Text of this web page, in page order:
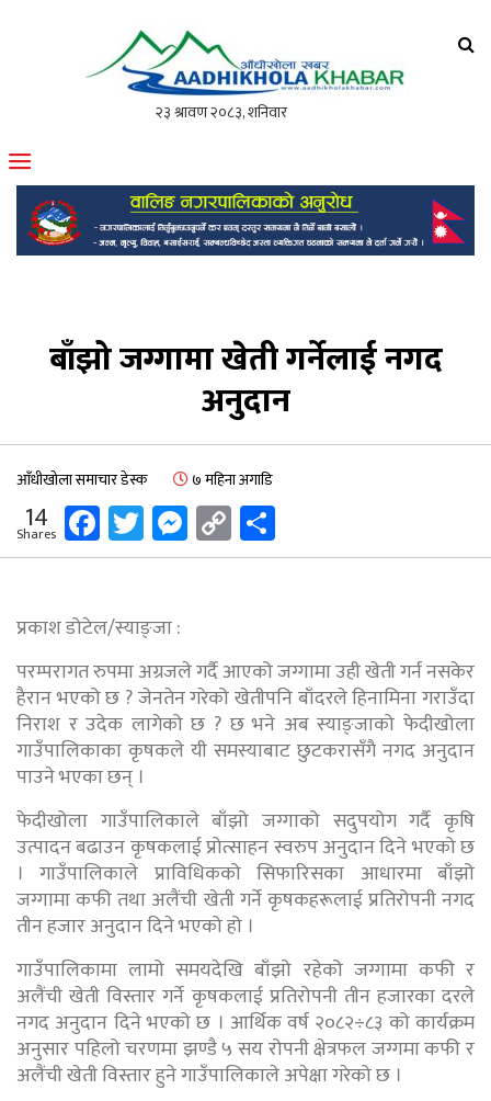
मोफसलकै लोकप्रिय अनलाइन पत्रिका
बाँझो जग्गामा खेती गर्नेलाई नगद
अनुदान
आँधीखोला समाचार डेस्क ७ महिना अगाडि
14
Shares Facebook
Twitter
Messenger
Copy
Link
प्रकाश डोटेल/स्याङ्जा :
परम्परागत रुपमा अग्रजले गर्दै आएको जग्गामा उही खेती गर्न नसकेर
हैरान भएको छ ? जेनतेन गरेको खेतीपनि बाँदरले हिनामिना गराउँदा
निराश र उदेक लागेको छ ? छ भने अब स्याङ्जाको फेदीखोला
गाउँपालिकाका कृषकले यी समस्याबाट छुटकरासँगै नगद अनुदान
पाउने भएका छन् ।
फेदीखोला गाउँपालिकाले बाँझो जग्गाको सदुपयोग गर्दै कृषि
उत्पादन बढाउन कृषकलाई प्रोत्साहन स्वरुप अनुदान दिने भएको छ
। गाउँपालिकाले प्राविधिकको सिफारिसका आधारमा बाँझो
जग्गामा कफी तथा अलैंची खेती गर्ने कृषकहरूलाई प्रतिरोपनी नगद
तीन हजार अनुदान दिने भएको हो ।
गाउँपालिकामा लामो समयदेखि बाँझो रहेको जग्गामा कफी र
अलैंची खेती विस्तार गर्ने कृषकलाई प्रतिरोपनी तीन हजारका दरले
नगद अनुदान दिने भएको छ । आर्थिक वर्ष २०८२÷८३ को कार्यक्रम
अनुसार पहिलो चरणमा झण्डै ५ सय रोपनी क्षेत्रफल जग्गमा कफी र
अलैंची खेती विस्तार हुने गाउँपालिकाले अपेक्षा गरेको छ ।